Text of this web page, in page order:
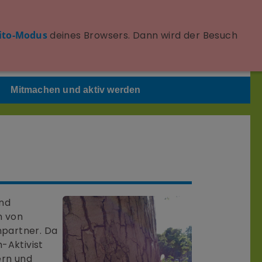
Seite schnell verlassen
Mitmachen und aktiv werden
von
Da
Aktivist
und
Modusdeines Browsers. Dann wird der Besuch